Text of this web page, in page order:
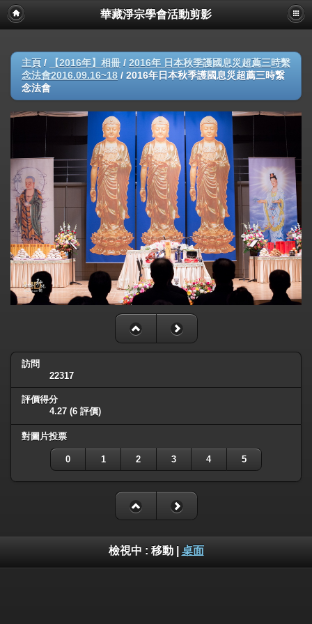
華藏淨宗學會活動剪影
主頁 / 【2016年】相冊 / 2016年 日本秋季護國息災超薦三時繫
念法會2016.09.16~18 / 2016年日本秋季護國息災超薦三時繋
念法會
訪問
22317
評價得分
4.27 (6 評價)
對圖片投票
0 1 2 3 4 5
檢視中 : 移動| 桌面